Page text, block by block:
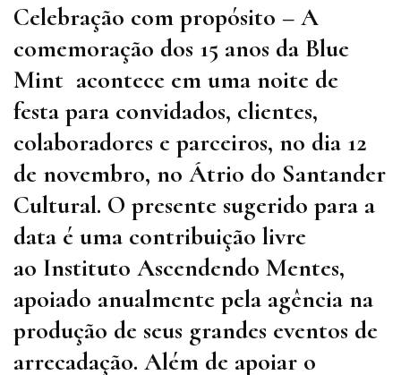
Celebração com propósito – A
comemoração dos 15 anos da Blue
Mint acontece em uma noite de
festa para convidados, clientes,
colaboradores e parceiros, no dia 12
de novembro, no Átrio do Santander
Cultural. O presente sugerido para a
data é uma contribuição livre
ao Instituto Ascendendo Mentes,
apoiado anualmente pela agência na
produção de seus grandes eventos de
arrecadação. Além de apoiar o